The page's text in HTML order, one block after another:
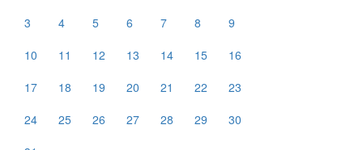
3
4 5 6 7 8
9
10
11 12 13 14 15
16
17
18 19 20 21 22
23
24
25 26 27 28 29
30